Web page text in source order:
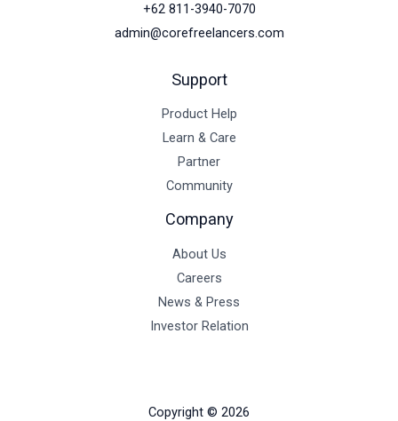
+62 811-3940-7070
admin@corefreelancers.com
Support
Product Help
Learn & Care
Partner
Community
Company
About Us
Careers
News & Press
Investor Relation
Copyright © 2026